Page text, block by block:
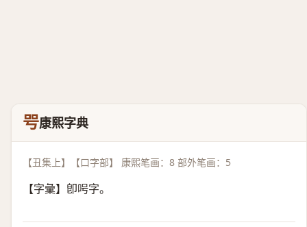
㕺康熙字典
【丑集上】【口字部】 康熙笔画：8 部外笔画：5
【字彙】卽呺字。